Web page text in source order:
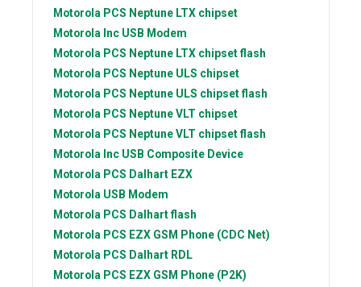
Motorola PCS Neptune LTX chipset
Motorola Inc USB Modem
Motorola PCS Neptune LTX chipset flash
Motorola PCS Neptune ULS chipset
Motorola PCS Neptune ULS chipset flash
Motorola PCS Neptune VLT chipset
Motorola PCS Neptune VLT chipset flash
Motorola Inc USB Composite Device
Motorola PCS Dalhart EZX
Motorola USB Modem
Motorola PCS Dalhart flash
Motorola PCS EZX GSM Phone (CDC Net)
Motorola PCS Dalhart RDL
Motorola PCS EZX GSM Phone (P2K)